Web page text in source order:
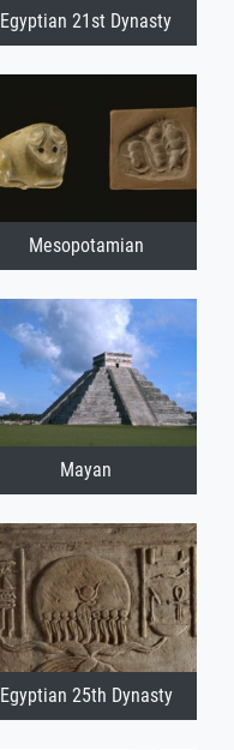
Egyptian 21st Dynasty
Mesopotamian
Mayan
Egyptian 25th Dynasty